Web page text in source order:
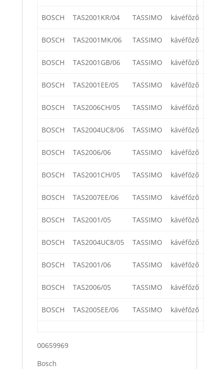
BOSCH TAS2001KR/04 TASSIMO kávéfőző
BOSCH TAS2001MK/06 TASSIMO kávéfőző
BOSCH TAS2001GB/06 TASSIMO kávéfőző
BOSCH TAS2001EE/05 TASSIMO kávéfőző
BOSCH TAS2006CH/05 TASSIMO kávéfőző
BOSCH TAS2004UC8/06 TASSIMO kávéfőző
BOSCH TAS2006/06 TASSIMO kávéfőző
BOSCH TAS2001CH/05 TASSIMO kávéfőző
BOSCH TAS2007EE/06 TASSIMO kávéfőző
BOSCH TAS2001/05 TASSIMO kávéfőző
BOSCH TAS2004UC8/05 TASSIMO kávéfőző
BOSCH TAS2001/06 TASSIMO kávéfőző
BOSCH TAS2006/05 TASSIMO kávéfőző
BOSCH TAS2005EE/06 TASSIMO kávéfőző
00659969
Bosch